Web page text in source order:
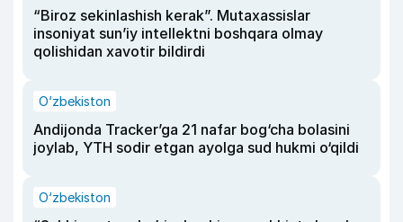
“Biroz sekinlashish kerak”. Mutaxassislar
insoniyat sun’iy intellektni boshqara olmay
qolishidan xavotir bildirdi
O‘zbekiston
Andijonda Tracker’ga 21 nafar bog‘cha bolasini
joylab, YTH sodir etgan ayolga sud hukmi o‘qildi
O‘zbekiston